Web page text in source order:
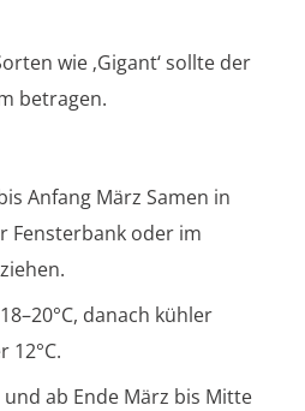
wie ‚Gigant‘ sollte der
betragen.
Anfang März Samen in
Fensterbank oder im
danach kühler
12°C.
ab Ende März bis Mitte